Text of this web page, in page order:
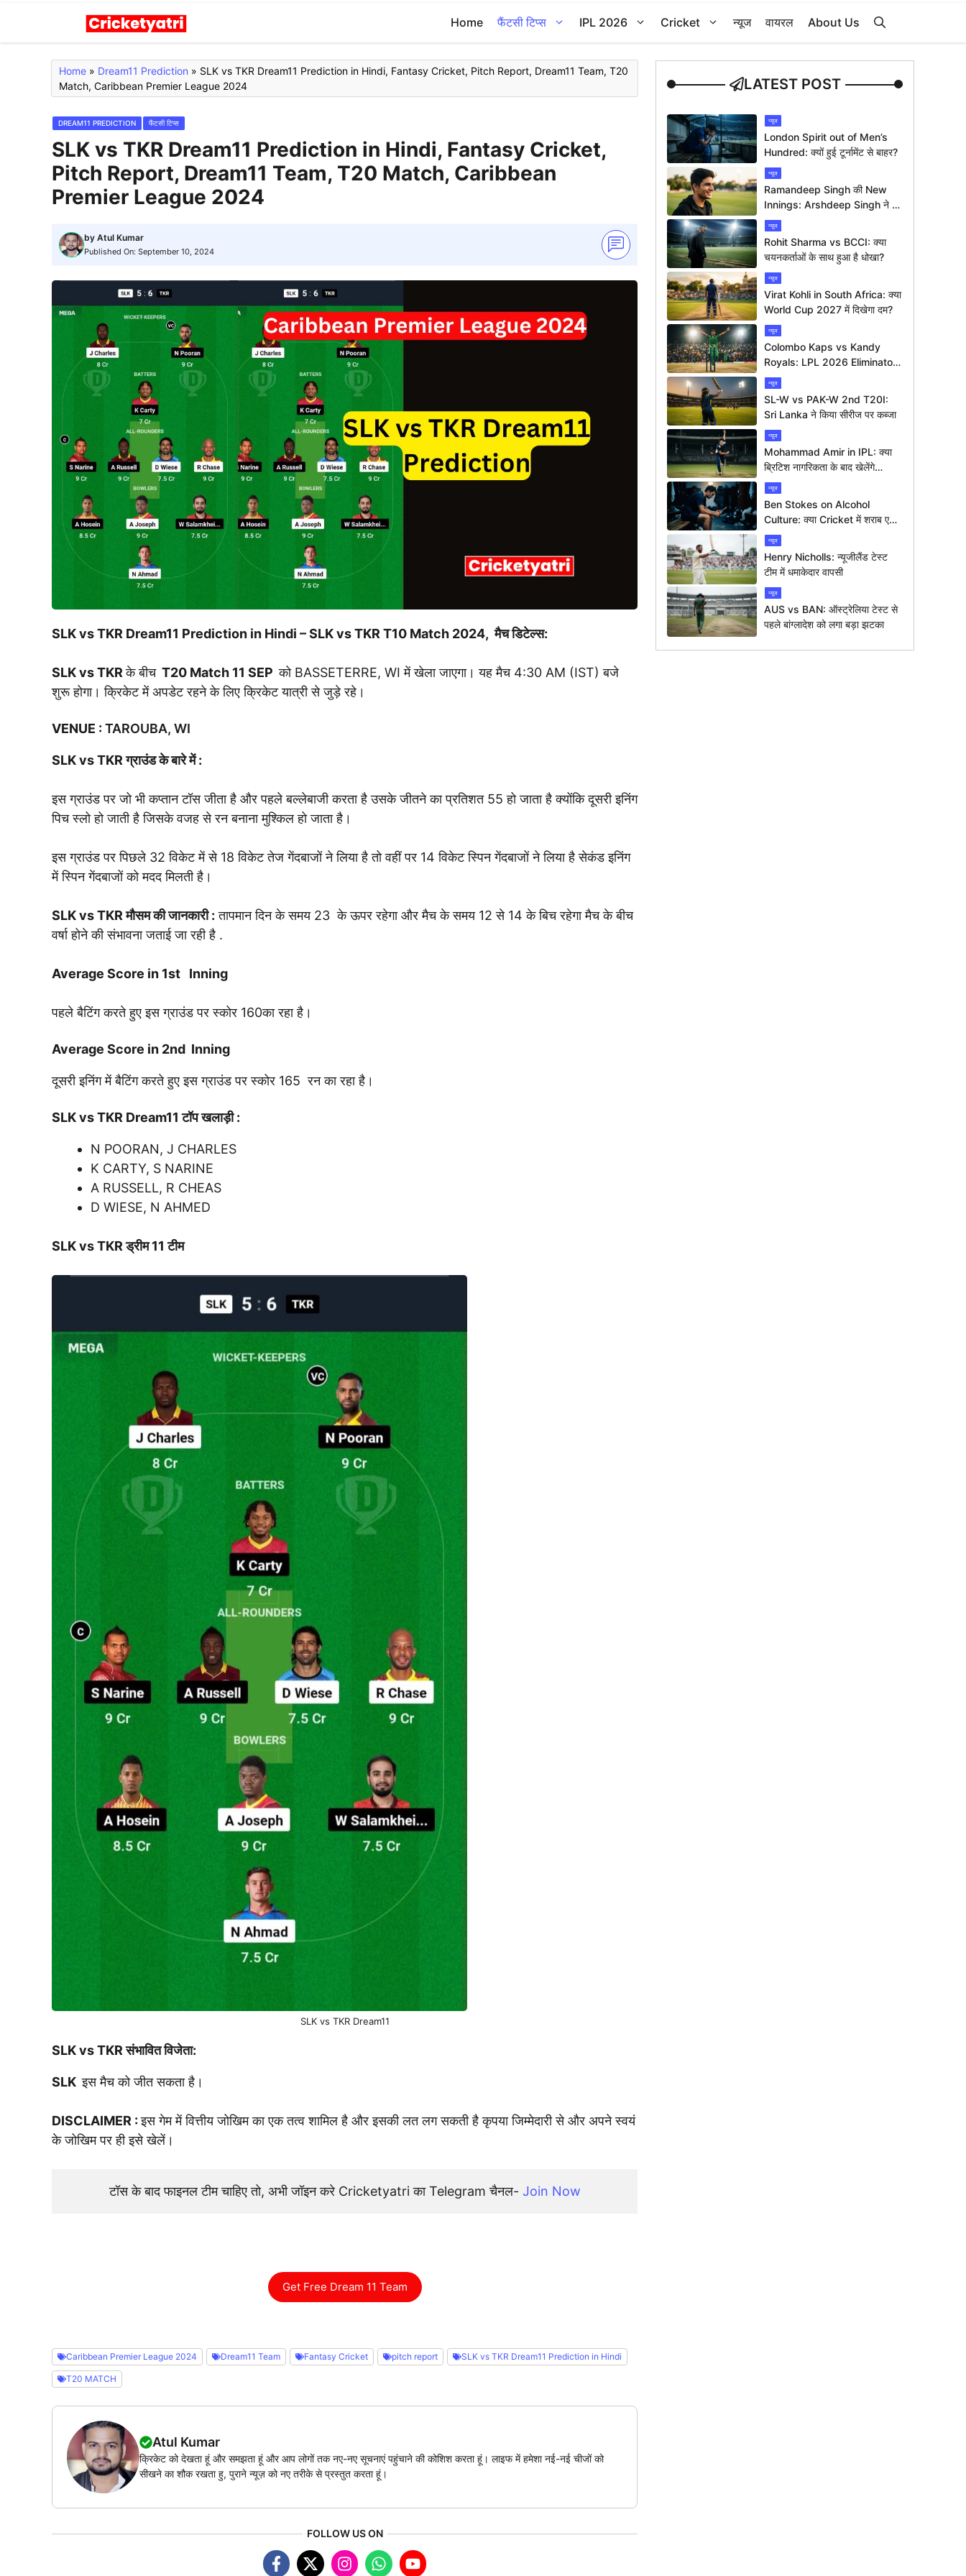
Home फैंटसी टिप्स IPL 2026 Cricket न्यूज वायरल About Us
Home » Dream11 Prediction » SLK vs TKR Dream11 Prediction in Hindi, Fantasy Cricket, Pitch Report, Dream11 Team, T20
Match, Caribbean Premier League 2024
DREAM11 PREDICTION फैंटसी टिप्स
SLK vs TKR Dream11 Prediction in Hindi, Fantasy Cricket,
Pitch Report, Dream11 Team, T20 Match, Caribbean
Premier League 2024
by Atul Kumar
Published On: September 10, 2024
SLK vs TKR Dream11 Prediction in Hindi –SLK vs TKR T10 Match 2024, मैच डिटेल्स:
SLK vs TKRके बीचT20 Match 11 SEP को BASSETERRE, WI में खेला जाएगा। यह मैच 4:30 AM (IST) बजे
शुरू होगा। क्रिकेट में अपडेट रहने के लिए क्रिकेट यात्री से जुड़े रहे।
VENUE : TAROUBA, WI
SLK vs TKRग्राउंड के बारे में :
इस ग्राउंड पर जो भी कप्तान टॉस जीता है और पहले बल्लेबाजी करता है उसके जीतने का प्रतिशत 55 हो जाता है क्योंकि दूसरी इनिंग
पिच स्लो हो जाती है जिसके वजह से रन बनाना मुश्किल हो जाता है।
इस ग्राउंड पर पिछले 32 विकेट में से 18 विकेट तेज गेंदबाजों ने लिया है तो वहीं पर 14 विकेट स्पिन गेंदबाजों ने लिया है सेकंड इनिंग
में स्पिन गेंदबाजों को मदद मिलती है।
SLK vs TKRमौसम की जानकारी : तापमान दिन के समय 23 के ऊपर रहेगा और मैच के समय 12 से 14 के बिच रहेगा मैच के बीच
वर्षा होने की संभावना जताई जा रही है .
Average Score in 1st Inning
पहले बैटिंग करते हुए इस ग्राउंड पर स्कोर 160का रहा है।
Average Score in 2nd Inning
दूसरी इनिंग में बैटिंग करते हुए इस ग्राउंड पर स्कोर 165 रन का रहा है।
SLK vs TKR Dream11 टॉप खलाड़ी :
N POORAN, J CHARLES
K CARTY, S NARINE
A RUSSELL, R CHEAS
D WIESE, N AHMED
SLK vs TKRड्रीम 11 टीम
SLK vs TKR Dream11
SLK vs TKRसंभावित विजेता:
SLKइस मैच को जीत सकता है।
DISCLAIMER :इस गेम में वित्तीय जोखिम का एक तत्व शामिल है और इसकी लत लग सकती है कृपया जिम्मेदारी से और अपने स्वयं
के जोखिम पर ही इसे खेलें।
टॉस के बाद फाइनल टीम चाहिए तो, अभी जॉइन करे Cricketyatri का Telegram चैनल- Join Now
Get Free Dream 11 Team
Caribbean Premier League 2024 Dream11 Team Fantasy Cricket pitch report SLK vs TKR Dream11 Prediction in Hindi
T20 MATCH
Atul Kumar
क्रिकेट को देखता हूं और समझता हूं और आप लोगों तक नए-नए सूचनाएं पहुंचाने की कोशिश करता हूं। लाइफ में हमेशा नई-नई चीजों को
सीखने का शौक रखता हु, पुराने न्यूज़ को नए तरीके से प्रस्तुत करता हूं।
FOLLOW US ON
LATEST POST
न्यूज
London Spirit out of Men’s
Hundred: क्यों हुई टूर्नामेंट से बाहर?
न्यूज
Ramandeep Singh की New
Innings: Arshdeep Singh ने दी
ख़ास बधाई
न्यूज
Rohit Sharma vs BCCI: क्या
चयनकर्ताओं के साथ हुआ है धोखा?
न्यूज
Virat Kohli in South Africa: क्या
World Cup 2027 में दिखेगा दम?
न्यूज
Colombo Kaps vs Kandy
Royals: LPL 2026 Eliminator
में कौन मारेगा बाज़ी?
न्यूज
SL-W vs PAK-W 2nd T20I:
Sri Lanka ने किया सीरीज पर कब्जा
न्यूज
Mohammad Amir in IPL: क्या
ब्रिटिश नागरिकता के बाद खेलेंगे
आईपीएल?
न्यूज
Ben Stokes on Alcohol
Culture: क्या Cricket में शराब एक
बड़ी समस्या है?
न्यूज
Henry Nicholls: न्यूजीलैंड टेस्ट
टीम में धमाकेदार वापसी
न्यूज
AUS vs BAN: ऑस्ट्रेलिया टेस्ट से
पहले बांग्लादेश को लगा बड़ा झटका